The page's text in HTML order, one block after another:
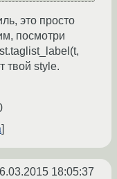
это просто
посмотри
твой style.
18:05:37